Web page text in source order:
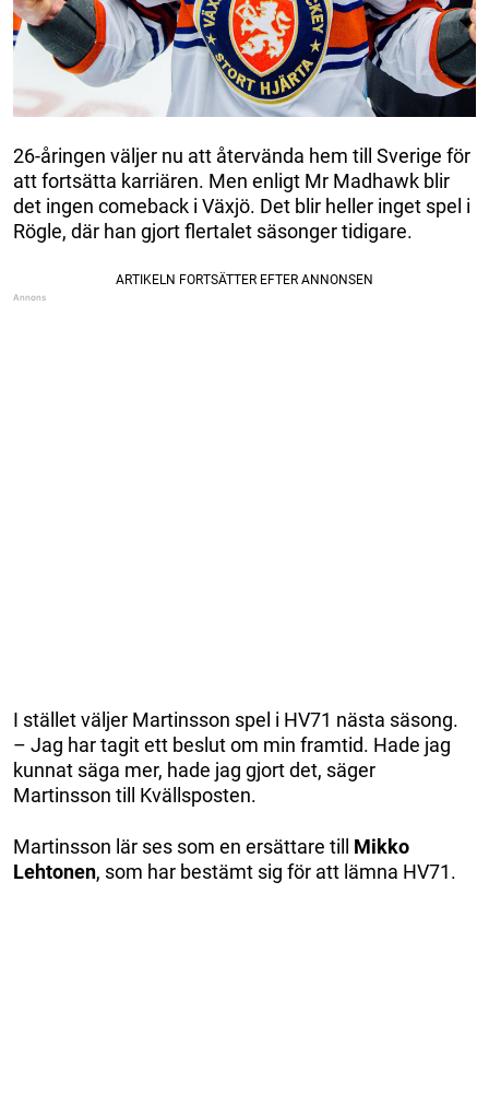
26-åringen väljer nu att återvända hem till Sverige för
att fortsätta karriären. Men enligt Mr Madhawk blir
det ingen comeback i Växjö. Det blir heller inget spel i
Rögle, där han gjort flertalet säsonger tidigare.
I stället väljer Martinsson spel i HV71 nästa säsong.
– Jag har tagit ett beslut om min framtid. Hade jag
kunnat säga mer, hade jag gjort det, säger
Martinsson till Kvällsposten.
Martinsson lär ses som en ersättare till Mikko
Lehtonen, som har bestämt sig för att lämna HV71.